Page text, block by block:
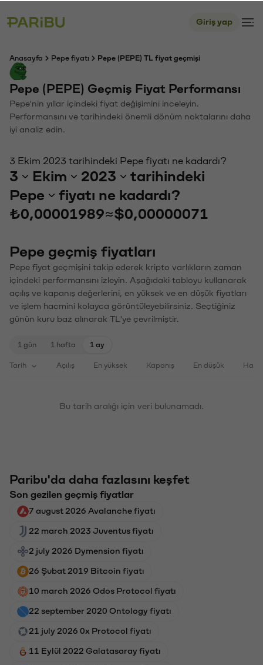
Giriş yap
Anasayfa Pepe fiyatı Pepe (PEPE) TL fiyat geçmişi
Pepe (PEPE) Geçmiş Fiyat Performansı
Pepe'nin yıllar içindeki fiyat değişimini inceleyin.
Performansını ve tarihindeki önemli dönüm noktalarını daha
iyi analiz edin.
3 Ekim 2023 tarihindeki Pepe fiyatı ne kadardı?
3 Ekim 2023
tarihindeki
Pepe
fiyatı ne kadardı?
₺0,00001989≈$0,00000071
Pepe geçmiş fiyatları
Pepe fiyat geçmişini takip ederek kripto varlıkların zaman
içindeki performansını izleyin. Aşağıdaki tabloyu kullanarak
açılış ve kapanış değerlerini, en yüksek ve en düşük fiyatları
ve işlem hacmini kolayca görüntüleyebilirsiniz. Seçtiğiniz
günün kuru baz alınarak TL'ye çevrilmiştir.
1 gün 1 hafta 1 ay
Tarih Açılış En yüksek Kapanış En düşük
Bu tarih aralığı için veri bulunamadı.
Paribu'da daha fazlasını keşfet
Son gezilen geçmiş fiyatlar
7 august 2026 Avalanche fiyatı
22 march 2023 Juventus fiyatı
2 july 2026 Dymension fiyatı
26 Şubat 2019 Bitcoin fiyatı
10 march 2026 Odos Protocol fiyatı
22 september 2020 Ontology fiyatı
21 july 2026 0x Protocol fiyatı
11 Eylül 2022 Galatasaray fiyatı